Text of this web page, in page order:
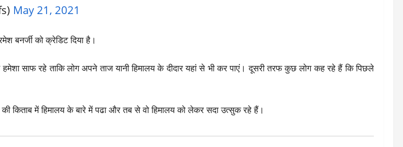
May 21, 2021
बनर्जी को क्रेडिट दिया है।
साफ रहे ताकि लोग अपने ताज यानी हिमालय के दीदार यहां से भी कर पाएं। दूसरी तरफ कुछ लोग कह रहे हैं कि पिछले
में हिमालय के बारे में पढा और तब से वो हिमालय को लेकर सदा उत्सुक रहे हैं।